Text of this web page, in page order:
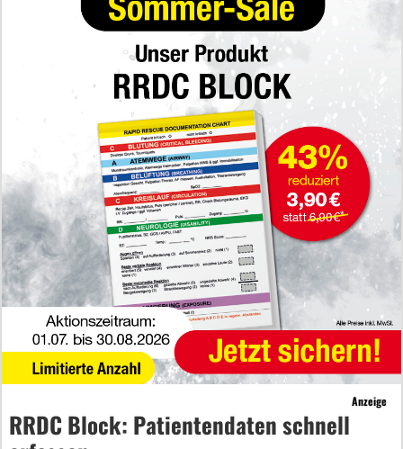
Anzeige
RRDC Block: Patientendaten schnell